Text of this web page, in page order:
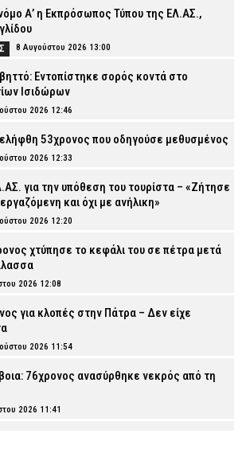
Α’ η Εκπρόσωπος Τύπου της ΕΛ.ΑΣ.,
8 Αυγούστου 2026 13:00
Εντοπίστηκε σορός κοντά στο
Ισιδώρων
2026 12:46
53χρονος που οδηγούσε μεθυσμένος
2026 12:33
για την υπόθεση του τουρίστα – «Ζήτησε
και όχι με ανήλικη»
2026 12:20
χτύπησε το κεφάλι του σε πέτρα μετά
2026 12:08
για κλοπές στην Πάτρα – Δεν είχε
2026 11:54
76χρονος ανασύρθηκε νεκρός από τη
2026 11:41